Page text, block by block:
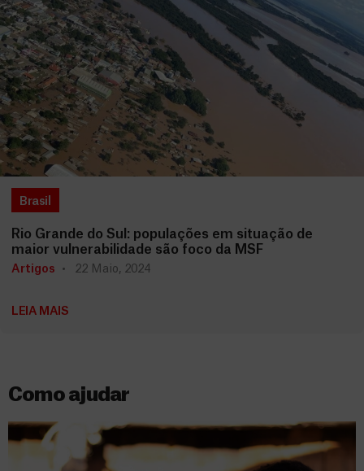
Brasil
Rio Grande do Sul: populações em situação de
maior vulnerabilidade são foco da MSF
Artigos 22 Maio, 2024
LEIA MAIS
Como ajudar